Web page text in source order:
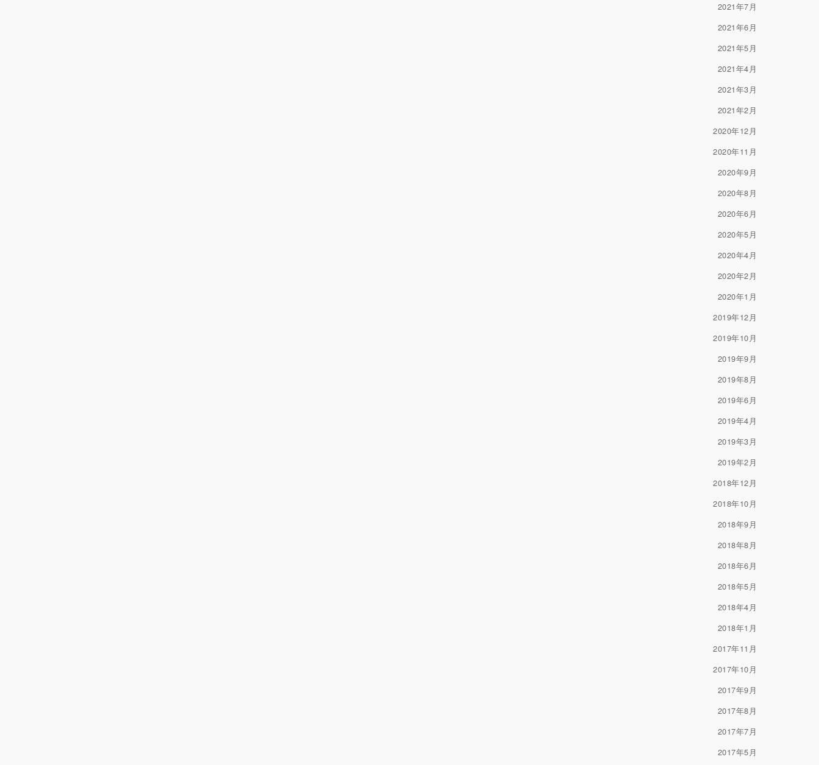
2021年7月
2021年6月
2021年5月
2021年4月
2021年3月
2021年2月
2020年12月
2020年11月
2020年9月
2020年8月
2020年6月
2020年5月
2020年4月
2020年2月
2020年1月
2019年12月
2019年10月
2019年9月
2019年8月
2019年6月
2019年4月
2019年3月
2019年2月
2018年12月
2018年10月
2018年9月
2018年8月
2018年6月
2018年5月
2018年4月
2018年1月
2017年11月
2017年10月
2017年9月
2017年8月
2017年7月
2017年5月